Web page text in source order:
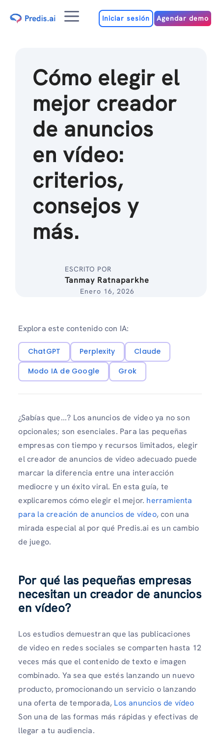
MenúIniciar sesión Agendar demo
Cómo elegir el
mejor creador
de anuncios
en vídeo:
criterios,
consejos y
más.
ESCRITO POR
Tanmay Ratnaparkhe
Enero 16, 2026
Explora este contenido con IA:
ChatGPT Perplexity
Claude
Modo IA de Google
Grok
¿Sabías que...? Los anuncios de video ya no son
opcionales; son esenciales. Para las pequeñas
empresas con tiempo y recursos limitados, elegir
el creador de anuncios de video adecuado puede
marcar la diferencia entre una interacción
mediocre y un éxito viral. En esta guía, te
explicaremos cómo elegir el mejor. herramienta
para la creación de anuncios de vídeo, con una
mirada especial al por qué Predis.ai es un cambio
de juego.
Por qué las pequeñas empresas
necesitan un creador de anuncios
en vídeo?
Los estudios demuestran que las publicaciones
de video en redes sociales se comparten hasta 12
veces más que el contenido de texto e imagen
combinado. Ya sea que estés lanzando un nuevo
producto, promocionando un servicio o lanzando
una oferta de temporada, Los anuncios de vídeo
Son una de las formas más rápidas y efectivas de
llegar a tu audiencia.